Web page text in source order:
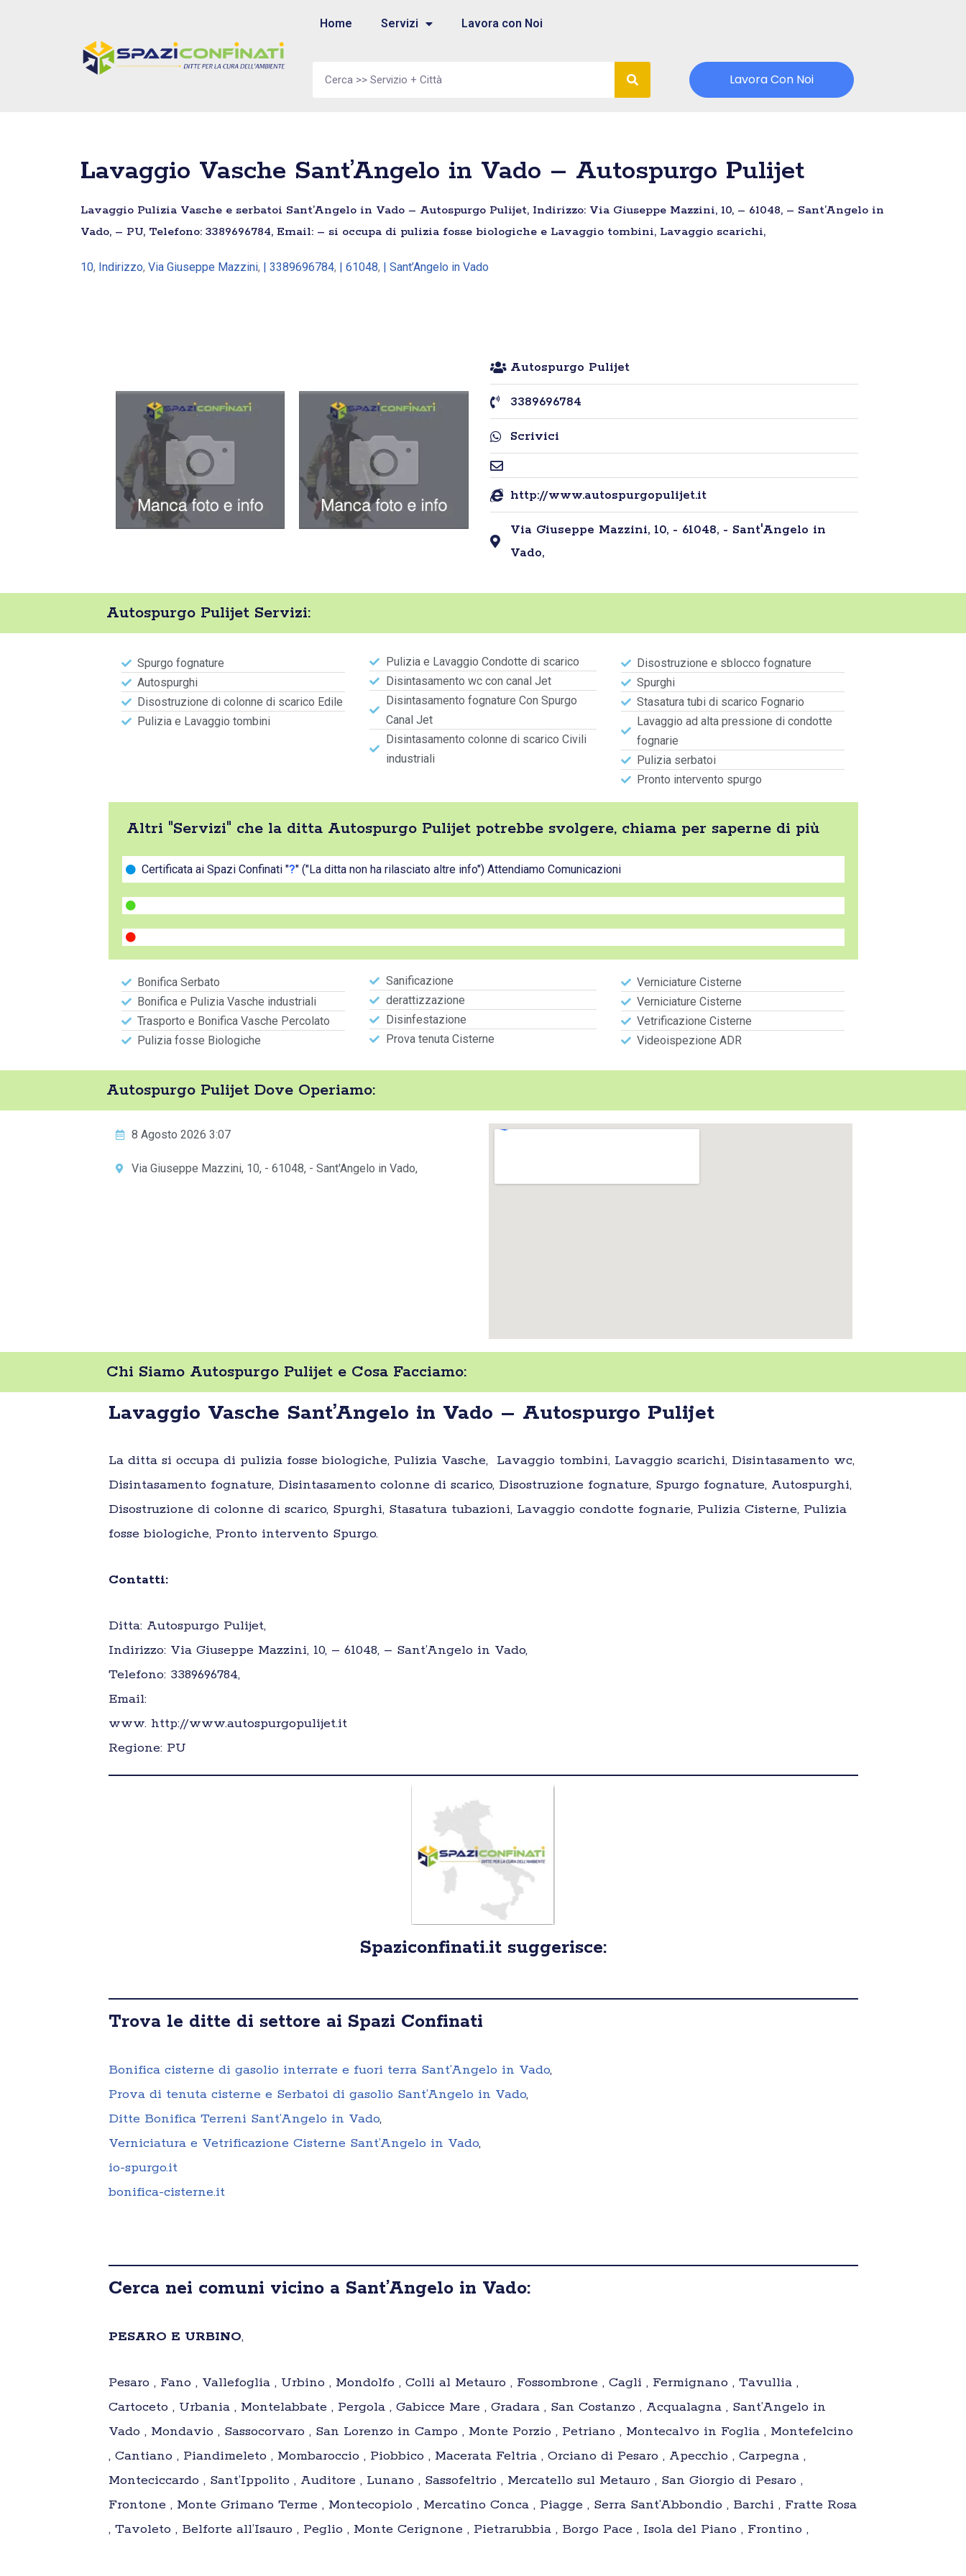
Home Servizi Lavora con Noi
Lavora Con Noi
Lavaggio Vasche Sant’Angelo in Vado – Autospurgo Pulijet
Lavaggio Pulizia Vasche e serbatoi Sant’Angelo in Vado – Autospurgo Pulijet, Indirizzo: Via Giuseppe Mazzini, 10, – 61048, – Sant’Angelo in
Vado, – PU, Telefono: 3389696784, Email: – si occupa di pulizia fosse biologiche e Lavaggio tombini, Lavaggio scarichi,
10, Indirizzo, Via Giuseppe Mazzini, | 3389696784, | 61048, | Sant’Angelo in Vado
Autospurgo Pulijet
3389696784
Scrivici
http://www.autospurgopulijet.it
Via Giuseppe Mazzini, 10, - 61048, - Sant'Angelo in
Vado,
Autospurgo Pulijet Servizi:
Spurgo fognature
Autospurghi
Disostruzione di colonne di scarico Edile
Pulizia e Lavaggio tombini
Pulizia e Lavaggio Condotte di scarico
Disintasamento wc con canal Jet
Disintasamento fognature Con Spurgo
Canal Jet
Disintasamento colonne di scarico Civili
industriali
Disostruzione e sblocco fognature
Spurghi
Stasatura tubi di scarico Fognario
Lavaggio ad alta pressione di condotte
fognarie
Pulizia serbatoi
Pronto intervento spurgo
Altri "Servizi" che la ditta Autospurgo Pulijet potrebbe svolgere, chiama per saperne di più
Certificata ai Spazi Confinati "?" ("La ditta non ha rilasciato altre info") Attendiamo Comunicazioni
Bonifica Serbato
Bonifica e Pulizia Vasche industriali
Trasporto e Bonifica Vasche Percolato
Pulizia fosse Biologiche
Sanificazione
derattizzazione
Disinfestazione
Prova tenuta Cisterne
Verniciature Cisterne
Verniciature Cisterne
Vetrificazione Cisterne
Videoispezione ADR
Autospurgo Pulijet Dove Operiamo:
8 Agosto 2026 3:07
Via Giuseppe Mazzini, 10, - 61048, - Sant'Angelo in Vado,
Chi Siamo Autospurgo Pulijet e Cosa Facciamo:
Lavaggio Vasche Sant’Angelo in Vado – Autospurgo Pulijet
La ditta si occupa di pulizia fosse biologiche, Pulizia Vasche, Lavaggio tombini, Lavaggio scarichi, Disintasamento wc,
Disintasamento fognature, Disintasamento colonne di scarico, Disostruzione fognature, Spurgo fognature, Autospurghi,
Disostruzione di colonne di scarico, Spurghi, Stasatura tubazioni, Lavaggio condotte fognarie, Pulizia Cisterne, Pulizia
fosse biologiche, Pronto intervento Spurgo.
Contatti:
Ditta: Autospurgo Pulijet,
Indirizzo: Via Giuseppe Mazzini, 10, – 61048, – Sant’Angelo in Vado,
Telefono: 3389696784,
Email:
www. http://www.autospurgopulijet.it
Regione: PU
Spaziconfinati.it suggerisce:
Trova le ditte di settore ai Spazi Confinati
Bonifica cisterne di gasolio interrate e fuori terra Sant’Angelo in Vado,
Prova di tenuta cisterne e Serbatoi di gasolio Sant’Angelo in Vado,
Ditte Bonifica Terreni Sant’Angelo in Vado,
Verniciatura e Vetrificazione Cisterne Sant’Angelo in Vado,
io-spurgo.it
bonifica-cisterne.it
Cerca nei comuni vicino a Sant’Angelo in Vado:
PESARO E URBINO,
Pesaro , Fano , Vallefoglia , Urbino , Mondolfo , Colli al Metauro , Fossombrone , Cagli , Fermignano , Tavullia ,
Cartoceto , Urbania , Montelabbate , Pergola , Gabicce Mare , Gradara , San Costanzo , Acqualagna , Sant’Angelo in
Vado , Mondavio , Sassocorvaro , San Lorenzo in Campo , Monte Porzio , Petriano , Montecalvo in Foglia , Montefelcino
, Cantiano , Piandimeleto , Mombaroccio , Piobbico , Macerata Feltria , Orciano di Pesaro , Apecchio , Carpegna ,
Monteciccardo , Sant’Ippolito , Auditore , Lunano , Sassofeltrio , Mercatello sul Metauro , San Giorgio di Pesaro ,
Frontone , Monte Grimano Terme , Montecopiolo , Mercatino Conca , Piagge , Serra Sant’Abbondio , Barchi , Fratte Rosa
, Tavoleto , Belforte all’Isauro , Peglio , Monte Cerignone , Pietrarubbia , Borgo Pace , Isola del Piano , Frontino ,